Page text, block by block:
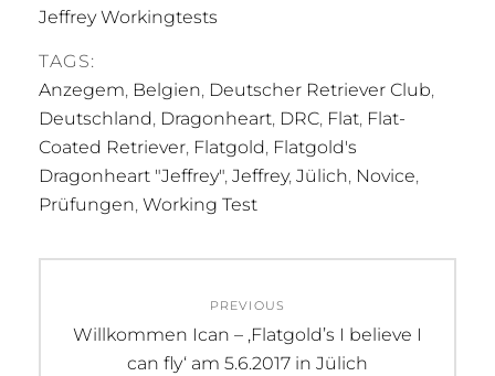
Jeffrey Workingtests
TAGS:
Anzegem, Belgien, Deutscher Retriever Club,
Deutschland, Dragonheart, DRC, Flat, Flat-
Coated Retriever, Flatgold, Flatgold's
Dragonheart "Jeffrey", Jeffrey, Jülich, Novice,
Prüfungen, Working Test
PREVIOUS
Previous
Willkommen Ican – ‚Flatgold’s I believe I
can fly‘ am 5.6.2017 in Jülich